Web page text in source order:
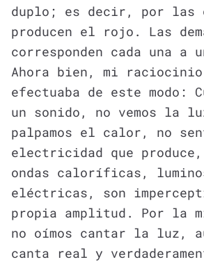
duplo; es decir, por las
producen el rojo. Las
corresponden cada una a
Ahora bien, mi
efectuaba de este modo:
un sonido, no vemos la
palpamos el calor, no
electricidad que
ondas caloríficas,
eléctricas, son
propia amplitud. Por la
no oímos cantar la luz,
canta real y